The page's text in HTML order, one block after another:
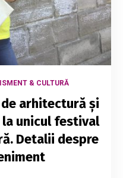
& CULTURĂ
arhitectură și
unicul festival
Detalii despre